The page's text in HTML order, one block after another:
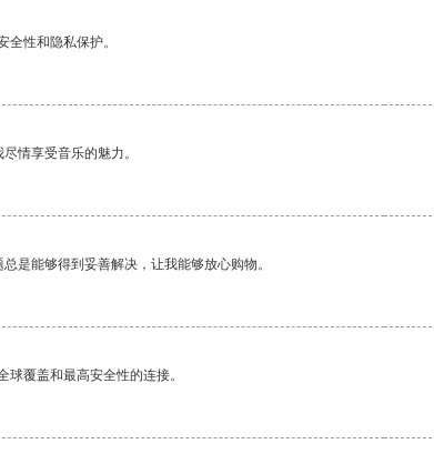
性和隐私保护。
情享受音乐的魅力。
是能够得到妥善解决，让我能够放心购物。
覆盖和最高安全性的连接。